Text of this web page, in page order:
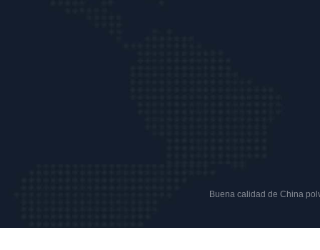
Buena calidad de China